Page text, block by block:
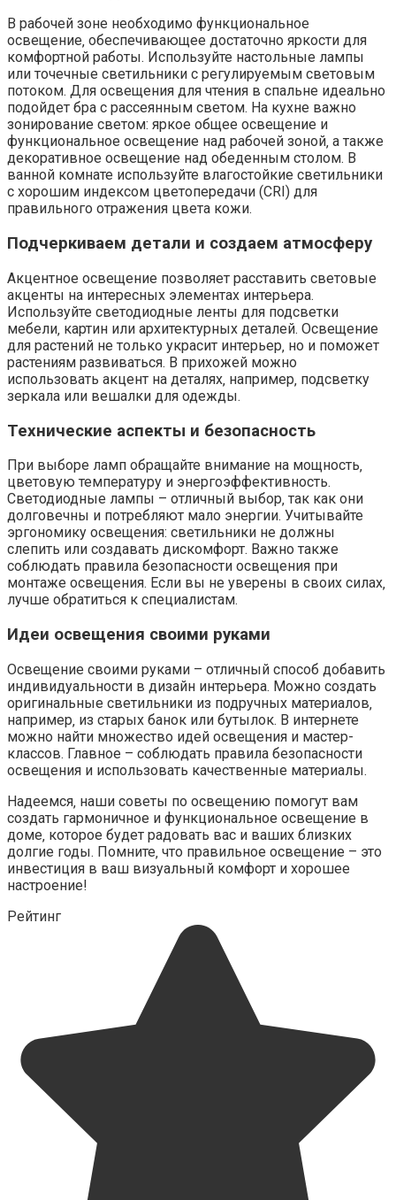
В рабочей зоне необходимо функциональное
освещение‚ обеспечивающее достаточно яркости для
комфортной работы. Используйте настольные лампы
или точечные светильники с регулируемым световым
потоком. Для освещения для чтения в спальне идеально
подойдет бра с рассеянным светом. На кухне важно
зонирование светом: яркое общее освещение и
функциональное освещение над рабочей зоной‚ а также
декоративное освещение над обеденным столом. В
ванной комнате используйте влагостойкие светильники
с хорошим индексом цветопередачи (CRI) для
правильного отражения цвета кожи.
Подчеркиваем детали и создаем атмосферу
Акцентное освещение позволяет расставить световые
акценты на интересных элементах интерьера.
Используйте светодиодные ленты для подсветки
мебели‚ картин или архитектурных деталей. Освещение
для растений не только украсит интерьер‚ но и поможет
растениям развиваться. В прихожей можно
использовать акцент на деталях‚ например‚ подсветку
зеркала или вешалки для одежды.
Технические аспекты и безопасность
При выборе ламп обращайте внимание на мощность‚
цветовую температуру и энергоэффективность.
Светодиодные лампы – отличный выбор‚ так как они
долговечны и потребляют мало энергии. Учитывайте
эргономику освещения: светильники не должны
слепить или создавать дискомфорт. Важно также
соблюдать правила безопасности освещения при
монтаже освещения. Если вы не уверены в своих силах‚
лучше обратиться к специалистам.
Идеи освещения своими руками
Освещение своими руками – отличный способ добавить
индивидуальности в дизайн интерьера. Можно создать
оригинальные светильники из подручных материалов‚
например‚ из старых банок или бутылок. В интернете
можно найти множество идей освещения и мастер-
классов. Главное – соблюдать правила безопасности
освещения и использовать качественные материалы.
Надеемся‚ наши советы по освещению помогут вам
создать гармоничное и функциональное освещение в
доме‚ которое будет радовать вас и ваших близких
долгие годы. Помните‚ что правильное освещение – это
инвестиция в ваш визуальный комфорт и хорошее
настроение!
Рейтинг